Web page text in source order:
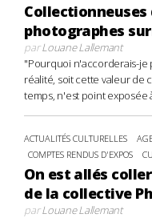
photographes
parLouane Lallemant
"Pourquoi n'accorderais-je
réalité, soit cette valeur de
temps, n'est point exposée
ACTUALITÉS CULTURELLES
COMPTES RENDUS D'EXPOS
On est allés
de la collective
parLouane Lallemant